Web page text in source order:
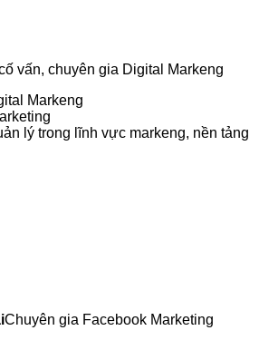
vấn, chuyên gia Digital Markeng
Markeng
lý trong lĩnh vực markeng, nền tảng
Chuyên gia Facebook Marketing